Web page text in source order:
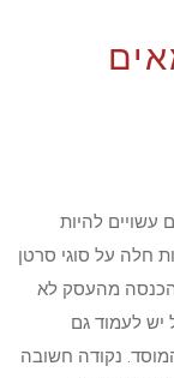
עשויים להיות
חלה על סוגי סרטן
מהעסק לא
יש לעמוד גם
נקודה חשובה